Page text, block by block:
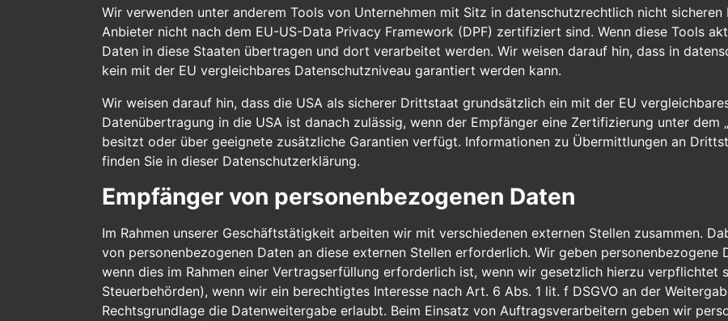
Wir verwenden unter anderem Tools von Unternehmen mit Sitz in datenschutzrechtlich nicht
Anbieter nicht nach dem EU-US-Data Privacy Framework (DPF) zertifiziert sind. Wenn diese Tools
Daten in diese Staaten übertragen und dort verarbeitet werden. Wir weisen darauf hin, dass in
kein mit der EU vergleichbares Datenschutzniveau garantiert werden kann.
Wir weisen darauf hin, dass die USA als sicherer Drittstaat grundsätzlich ein mit der EU
Datenübertragung in die USA ist danach zulässig, wenn der Empfänger eine Zertifizierung unter dem
besitzt oder über geeignete zusätzliche Garantien verfügt. Informationen zu Übermittlungen an
finden Sie in dieser Datenschutzerklärung.
Empfänger von personenbezogenen Daten
Im Rahmen unserer Geschäftstätigkeit arbeiten wir mit verschiedenen externen Stellen zusammen.
von personenbezogenen Daten an diese externen Stellen erforderlich. Wir geben personenbezogene
wenn dies im Rahmen einer Vertragserfüllung erforderlich ist, wenn wir gesetzlich hierzu verpflichtet
Steuerbehörden), wenn wir ein berechtigtes Interesse nach Art. 6 Abs. 1 lit. f DSGVO an der
Rechtsgrundlage die Datenweitergabe erlaubt. Beim Einsatz von Auftragsverarbeitern geben wir